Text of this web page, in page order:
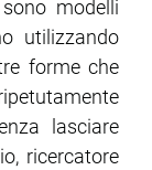
modelli
utilizzando
forme che
lasciare
ricercatore